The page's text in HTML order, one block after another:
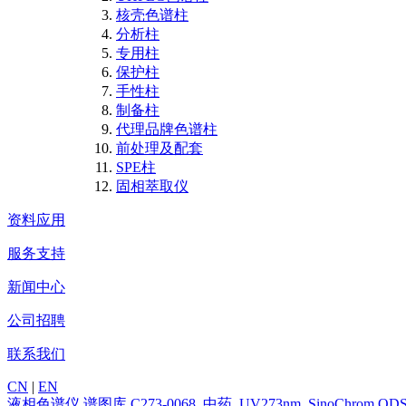
核壳色谱柱
分析柱
专用柱
保护柱
手性柱
制备柱
代理品牌色谱柱
前处理及配套
SPE柱
固相萃取仪
资料应用
服务支持
新闻中心
公司招聘
联系我们
CN | EN